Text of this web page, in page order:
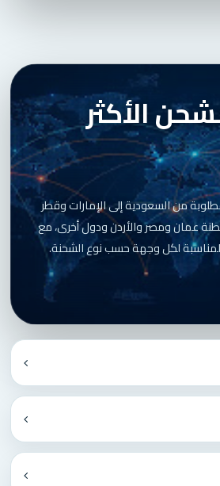
الأكثر
من السعودية إلى الإمارات وقطر
عمان ومصر والأردن ودول أخرى، مع
لكل وجهة حسب نوع الشحنة.